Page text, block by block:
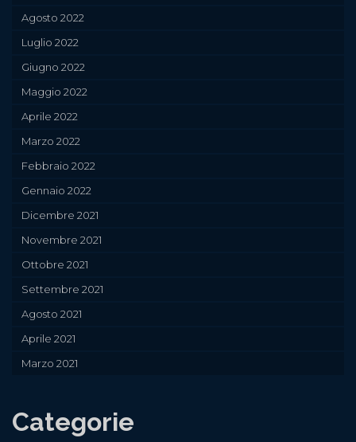
Agosto 2022
Luglio 2022
Giugno 2022
Maggio 2022
Aprile 2022
Marzo 2022
Febbraio 2022
Gennaio 2022
Dicembre 2021
Novembre 2021
Ottobre 2021
Settembre 2021
Agosto 2021
Aprile 2021
Marzo 2021
Categorie